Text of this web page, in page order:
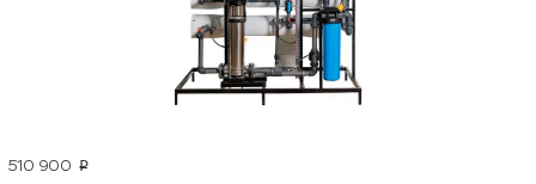
510 900 p